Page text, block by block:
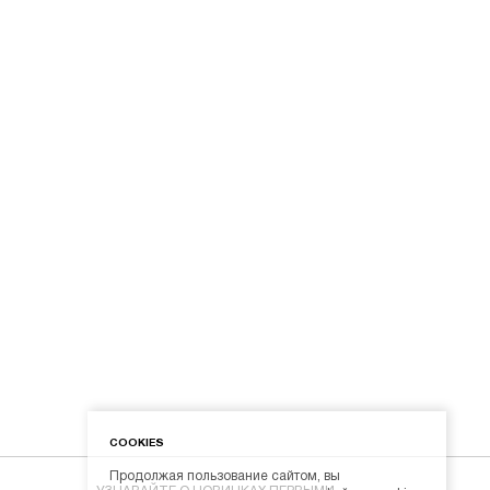
COOKIES
Продолжая пользование сайтом, вы